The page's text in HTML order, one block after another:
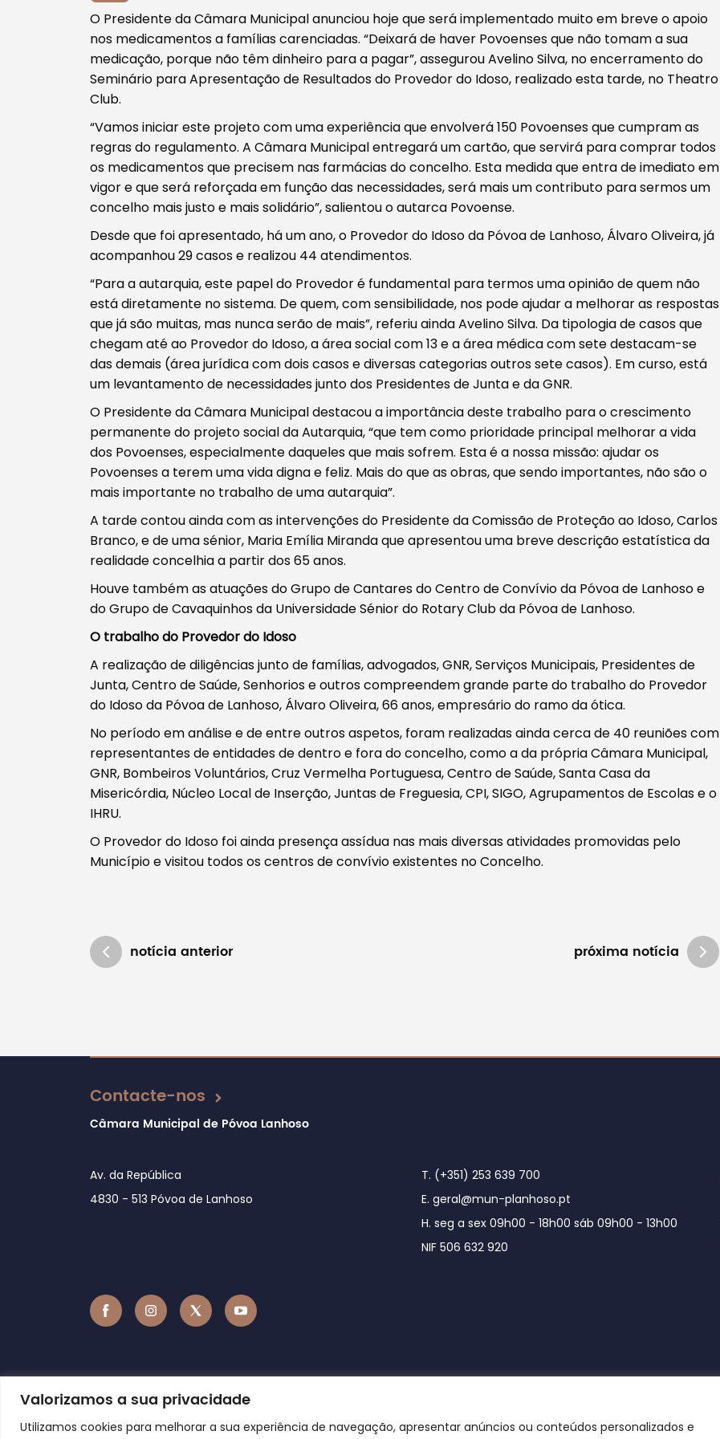
Valorizamos a sua privacidade
Utilizamos cookies para melhorar a sua experiência de navegação, apresentar anúncios ou conteúdos personalizados e
Procurar
Tipo de conteúdo
Filtros
O Presidente da Câmara Municipal anunciou hoje que será implementado muito em breve o apoio
nos medicamentos a famílias carenciadas. “Deixará de haver Povoenses que não tomam a sua
medicação, porque não têm dinheiro para a pagar”, assegurou Avelino Silva, no encerramento do
Seminário para Apresentação de Resultados do Provedor do Idoso, realizado esta tarde, no Theatro
Club.
“Vamos iniciar este projeto com uma experiência que envolverá 150 Povoenses que cumpram as
regras do regulamento. A Câmara Municipal entregará um cartão, que servirá para comprar todos
os medicamentos que precisem nas farmácias do concelho. Esta medida que entra de imediato em
vigor e que será reforçada em função das necessidades, será mais um contributo para sermos um
concelho mais justo e mais solidário”, salientou o autarca Povoense.
Desde que foi apresentado, há um ano, o Provedor do Idoso da Póvoa de Lanhoso, Álvaro Oliveira, já
acompanhou 29 casos e realizou 44 atendimentos.
“Para a autarquia, este papel do Provedor é fundamental para termos uma opinião de quem não
está diretamente no sistema. De quem, com sensibilidade, nos pode ajudar a melhorar as respostas
que já são muitas, mas nunca serão de mais”, referiu ainda Avelino Silva. Da tipologia de casos que
chegam até ao Provedor do Idoso, a área social com 13 e a área médica com sete destacam-se
das demais (área jurídica com dois casos e diversas categorias outros sete casos). Em curso, está
um levantamento de necessidades junto dos Presidentes de Junta e da GNR.
O Presidente da Câmara Municipal destacou a importância deste trabalho para o crescimento
permanente do projeto social da Autarquia, “que tem como prioridade principal melhorar a vida
dos Povoenses, especialmente daqueles que mais sofrem. Esta é a nossa missão: ajudar os
Povoenses a terem uma vida digna e feliz. Mais do que as obras, que sendo importantes, não são o
mais importante no trabalho de uma autarquia”.
A tarde contou ainda com as intervenções do Presidente da Comissão de Proteção ao Idoso, Carlos
Branco, e de uma sénior, Maria Emília Miranda que apresentou uma breve descrição estatística da
realidade concelhia a partir dos 65 anos.
Houve também as atuações do Grupo de Cantares do Centro de Convívio da Póvoa de Lanhoso e
do Grupo de Cavaquinhos da Universidade Sénior do Rotary Club da Póvoa de Lanhoso.
O trabalho do Provedor do Idoso
A realização de diligências junto de famílias, advogados, GNR, Serviços Municipais, Presidentes de
Junta, Centro de Saúde, Senhorios e outros compreendem grande parte do trabalho do Provedor
do Idoso da Póvoa de Lanhoso, Álvaro Oliveira, 66 anos, empresário do ramo da ótica.
No período em análise e de entre outros aspetos, foram realizadas ainda cerca de 40 reuniões com
representantes de entidades de dentro e fora do concelho, como a da própria Câmara Municipal,
GNR, Bombeiros Voluntários, Cruz Vermelha Portuguesa, Centro de Saúde, Santa Casa da
Misericórdia, Núcleo Local de Inserção, Juntas de Freguesia, CPI, SIGO, Agrupamentos de Escolas e o
IHRU.
O Provedor do Idoso foi ainda presença assídua nas mais diversas atividades promovidas pelo
Município e visitou todos os centros de convívio existentes no Concelho.
notícia anterior próxima notícia
Atualizado em 20/02/2019
Contacte-nos
Câmara Municipal de Póvoa Lanhoso
Av. da República
4830 - 513 Póvoa de Lanhoso
T. (+351) 253 639 700
E. geral@mun-planhoso.pt
H. seg a sex 09h00 - 18h00 sáb 09h00 - 13h00
NIF 506 632 920